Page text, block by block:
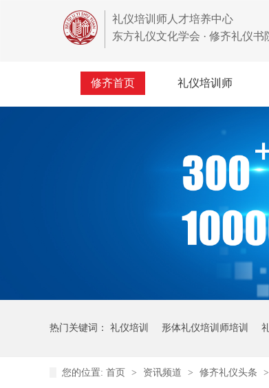
礼仪培训师人才培养中心
东方礼仪文化学会 · 修齐礼仪书
修齐首页 礼仪培训师
热门关键词： 礼仪培训 形体礼仪培训师培训
您的位置: 首页 > 资讯频道 > 修齐礼仪头条 >